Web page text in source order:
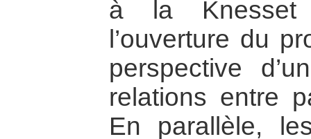
à la Knesset
l’ouverture du
perspective
relations entre
En parallèle,